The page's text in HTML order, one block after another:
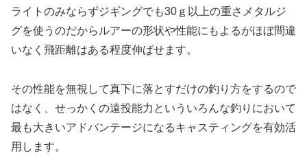
ライトのみならずジギングでも30ｇ以上の重さメタルジ
グを使うのだからルアーの形状や性能にもよるがほぼ間違
いなく飛距離はある程度伸ばせます。
その性能を無視して真下に落とすだけの釣り方をするので
はなく、せっかくの遠投能力といういろんな釣りにおいて
最も大きいアドバンテージになるキャスティングを有効活
用します。